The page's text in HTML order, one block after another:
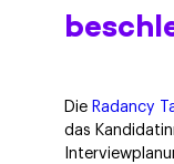
Die Radancy
das